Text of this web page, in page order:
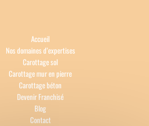
Accueil
Nos domaines d’expertises
Carottage sol
Carottage mur en pierre
Carottage béton
Devenir Franchisé
Blog
Contact